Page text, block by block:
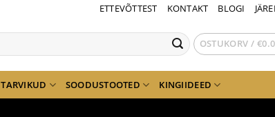
ETTEVÕTTEST KONTAKT BLOGI
OSTUKORV / €
TARVIKUD SOODUSTOOTED KINGIIDEED